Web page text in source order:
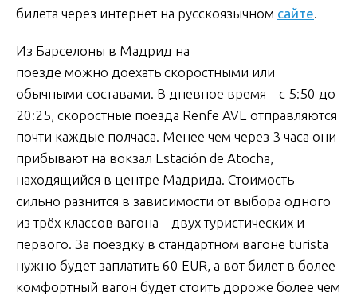
билета через интернет на русскоязычном сайте.
Из Барселоны в Мадрид на
поезде можно доехать скоростными или
обычными составами. В дневное время – с 5:50 до
20:25, скоростные поезда Renfe AVE отправляются
почти каждые полчаса. Менее чем через 3 часа они
прибывают на вокзал Estación de Atocha,
находящийся в центре Мадрида. Стоимость
сильно разнится в зависимости от выбора одного
из трёх классов вагона – двух туристических и
первого. За поездку в стандартном вагоне turista
нужно будет заплатить 60 EUR, а вот билет в более
комфортный вагон будет стоить дороже более чем